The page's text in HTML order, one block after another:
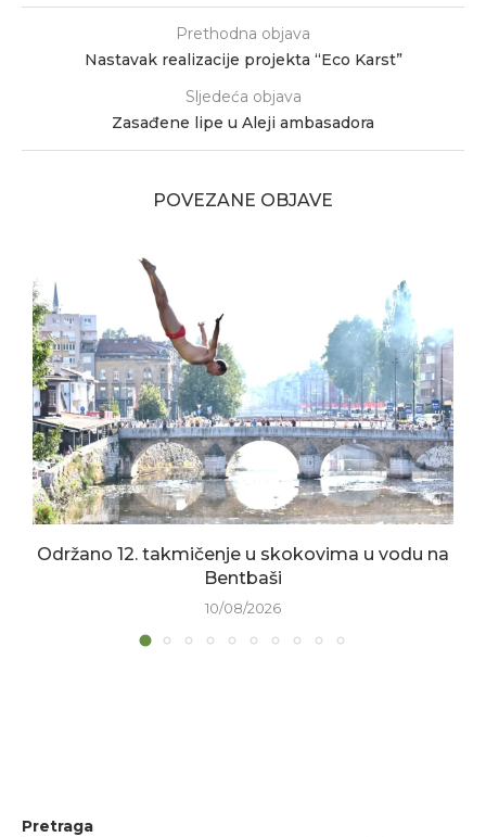
Prethodna objava
Nastavak realizacije projekta “Eco Karst”
Sljedeća objava
Zasađene lipe u Aleji ambasadora
POVEZANE OBJAVE
Održano 12. takmičenje u skokovima u vodu na
Bentbaši
10/08/2026
Pretraga